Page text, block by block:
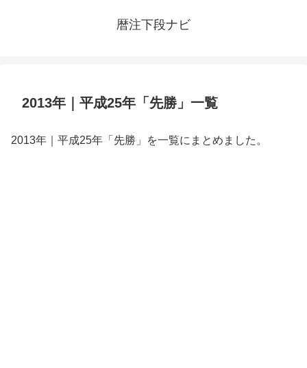
暦注下段ナビ
2013年｜平成25年「先勝」一覧
2013年｜平成25年「先勝」を一覧にまとめました。